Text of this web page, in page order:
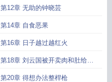
第12章 无助的钟晓芸
第14章 自食恶果
第16章 日子越过越红火
第18章 刘云国被开卖肉和肚给周
建国
第20章 得想办法整桿枪